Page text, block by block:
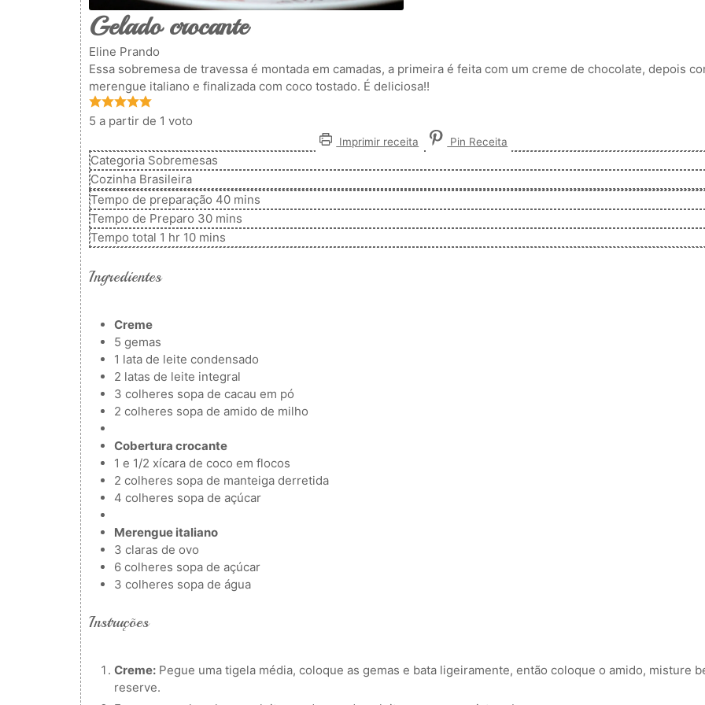
Gelado crocante
Eline Prando
Essa sobremesa de travessa é montada em camadas, a primeira é feita com um creme de chocolate, depois
merengue italiano e finalizada com coco tostado. É deliciosa!!
5 a partir de 1 voto
Imprimir receita Pin Receita
Categoria Sobremesas
Cozinha Brasileira
Tempo de preparação 40minutos
mins
Tempo de Preparo 30minutos
mins
Tempo total 1 hora
hr 10minutos
mins
Ingredientes
Creme
5 gemas
1 lata de leite condensado
2 latas de leite integral
3 colheres sopa de cacau em pó
2 colheres sopa de amido de milho
Cobertura crocante
1 e 1/2 xícara de coco em flocos
2 colheres sopa de manteiga derretida
4 colheres sopa de açúcar
Merengue italiano
3 claras de ovo
6 colheres sopa de açúcar
3 colheres sopa de água
Instruções
Creme: Pegue uma tigela média, coloque as gemas e bata ligeiramente, então coloque o amido, misture
reserve.